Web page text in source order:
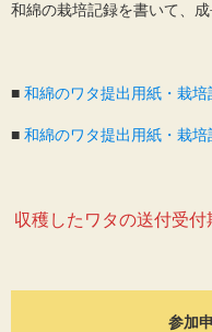
和綿の栽培記録を書いて、
■ 和綿のワタ提出 用紙・栽
■ 和綿のワタ提出用紙・栽
収穫したワタの送付受
参加